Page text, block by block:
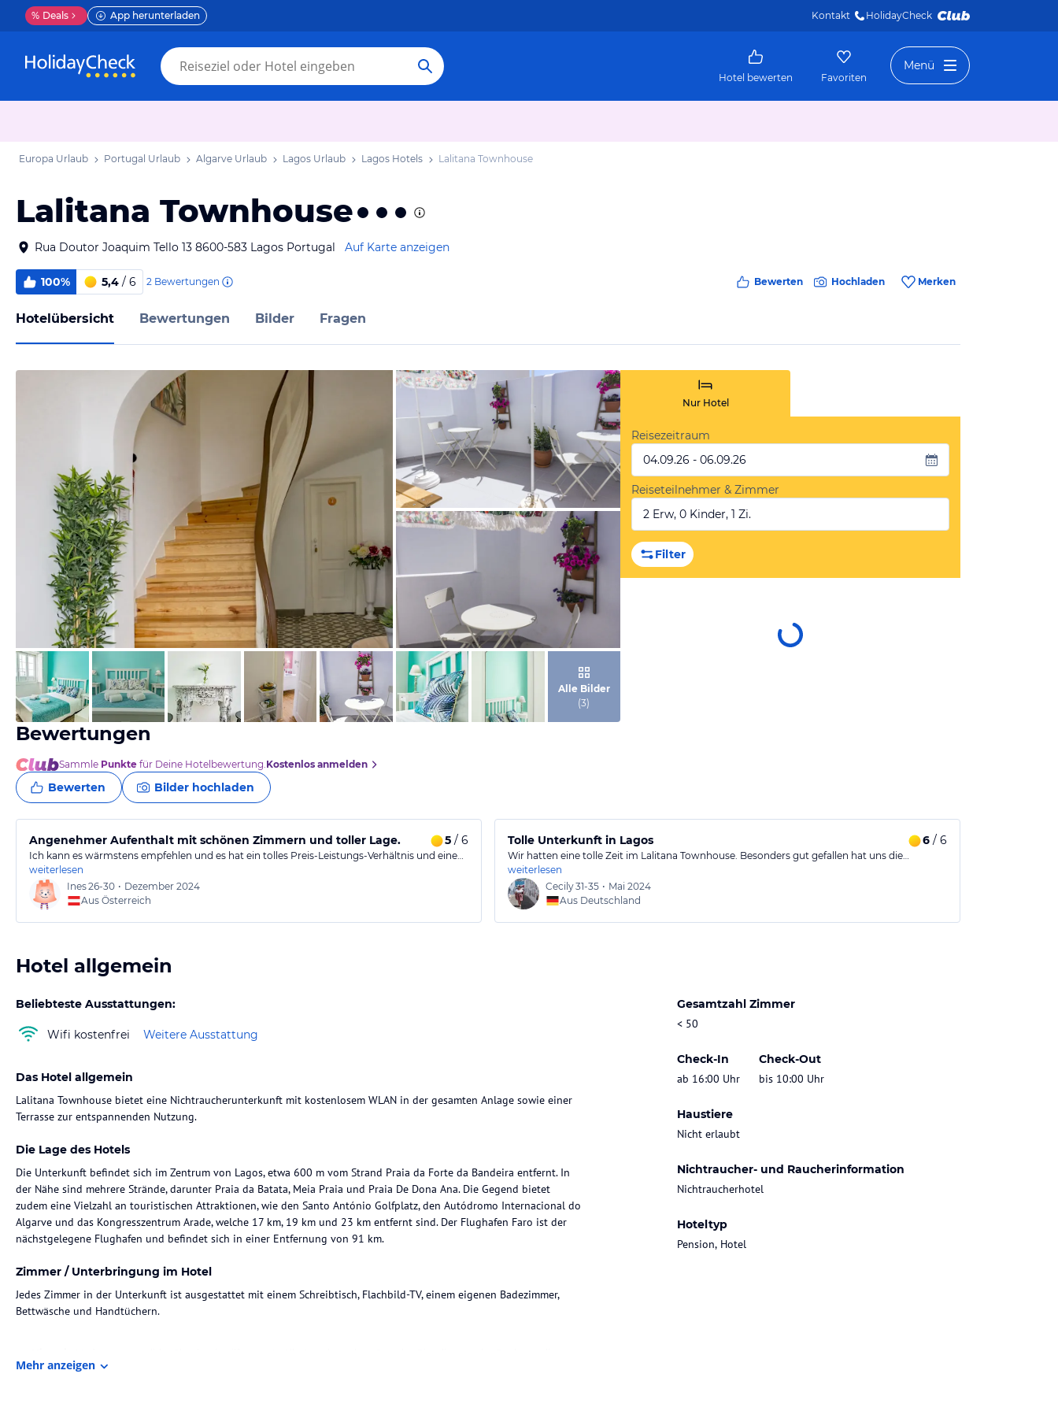
% Deals App herunterladen Kontakt HolidayCheck
Hotel bewerten Favoriten
Menü
Europa Urlaub Portugal Urlaub Algarve Urlaub Lagos Urlaub Lagos Hotels Lalitana Townhouse
Lalitana Townhouse
Rua Doutor Joaquim Tello 13 8600-583 Lagos Portugal Auf Karte anzeigen
100% 5,4 / 6 2 Bewertungen Bewerten Hochladen Merken
Hotelübersicht Bewertungen Bilder Fragen
von Expedia von Expedia
Alle Bilder
(3)
Nur Hotel
Reisezeitraum
04.09.26 - 06.09.26
Reiseteilnehmer & Zimmer
2 Erw, 0 Kinder, 1 Zi.
Filter
Bewertungen
Sammle Punkte für Deine Hotelbewertung.Kostenlos anmelden
Bewerten Bilder hochladen
Angenehmer Aufenthalt mit schönen Zimmern und toller Lage. 5 / 6
Ich kann es wärmstens empfehlen und es hat ein tolles Preis-Leistungs-Verhältnis und eine…
weiterlesen
Ines26-30 • Dezember 2024
Aus Österreich
Tolle Unterkunft in Lagos 6 / 6
Wir hatten eine tolle Zeit im Lalitana Townhouse. Besonders gut gefallen hat uns die…
weiterlesen
Cecily31-35 • Mai 2024
Aus Deutschland
Hotel allgemein
Beliebteste Ausstattungen:
Wifi kostenfrei Weitere Ausstattung
Gesamtzahl Zimmer
< 50
Check-In
ab 16:00 Uhr
Check-Out
bis 10:00 Uhr
Haustiere
Nicht erlaubt
Nichtraucher- und Raucherinformation
Nichtraucherhotel
Hoteltyp
Pension, Hotel
Das Hotel allgemein
Lalitana Townhouse bietet eine Nichtraucherunterkunft mit kostenlosem WLAN in der gesamten Anlage sowie einer
Terrasse zur entspannenden Nutzung.
Die Lage des Hotels
Die Unterkunft befindet sich im Zentrum von Lagos, etwa 600 m vom Strand Praia da Forte da Bandeira entfernt. In
der Nähe sind mehrere Strände, darunter Praia da Batata, Meia Praia und Praia De Dona Ana. Die Gegend bietet
zudem eine Vielzahl an touristischen Attraktionen, wie den Santo António Golfplatz, den Autódromo Internacional do
Algarve und das Kongresszentrum Arade, welche 17 km, 19 km und 23 km entfernt sind. Der Flughafen Faro ist der
nächstgelegene Flughafen und befindet sich in einer Entfernung von 91 km.
Zimmer / Unterbringung im Hotel
Jedes Zimmer in der Unterkunft ist ausgestattet mit einem Schreibtisch, Flachbild-TV, einem eigenen Badezimmer,
Bettwäsche und Handtüchern.
verbindlichen Angebotsdetails
Mehr anzeigen